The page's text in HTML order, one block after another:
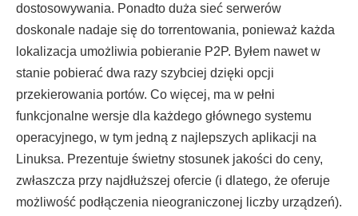
dostosowywania. Ponadto duża sieć serwerów
doskonale nadaje się do torrentowania, ponieważ każda
lokalizacja umożliwia pobieranie P2P. Byłem nawet w
stanie pobierać dwa razy szybciej dzięki opcji
przekierowania portów. Co więcej, ma w pełni
funkcjonalne wersje dla każdego głównego systemu
operacyjnego, w tym jedną z najlepszych aplikacji na
Linuksa. Prezentuje świetny stosunek jakości do ceny,
zwłaszcza przy najdłuższej ofercie (i dlatego, że oferuje
możliwość podłączenia nieograniczonej liczby urządzeń).